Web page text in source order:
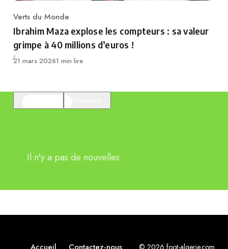
Category
Verts du Monde
Ibrahim Maza explose les compteurs : sa valeur
grimpe à 40 millions d’euros !
Publié
21 mars 20261 min lire
Il n'y a pas de nouvelles.
Accueil Contactez-nous © 2026 foot-algerie.com